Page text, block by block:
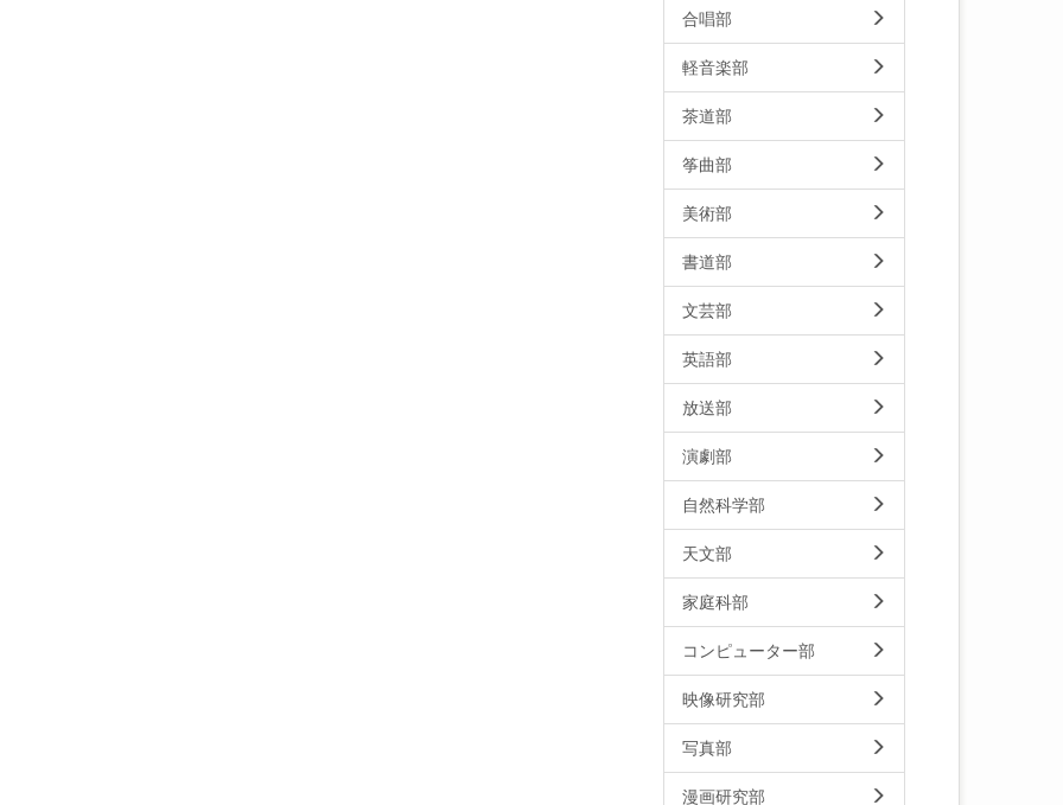
合唱部
軽音楽部
茶道部
筝曲部
美術部
書道部
文芸部
英語部
放送部
演劇部
自然科学部
天文部
家庭科部
コンピューター部
映像研究部
写真部
漫画研究部